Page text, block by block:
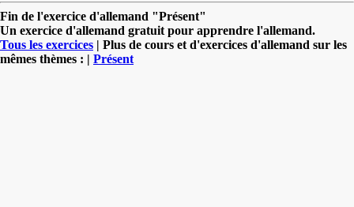
Fin de l'exercice d'allemand "Présent"
Un exercice d'allemand gratuit pour apprendre l'allemand.
Tous les exercices | Plus de cours et d'exercices d'allemand sur les
mêmes thèmes : | Présent